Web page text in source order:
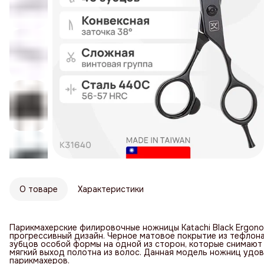
О товаре Характеристики
Парикмахерские филировочные ножницы Katachi Black
прогрессивный дизайн. Черное матовое покрытие из
зубцов особой формы на одной из сторон, которые
мягкий выход полотна из волос. Данная модель ножниц
парикмахеров.